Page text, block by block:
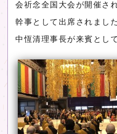
会祈念全国大会が開催さ
幹事として出席されまし
中恆清理事長が来賓とし